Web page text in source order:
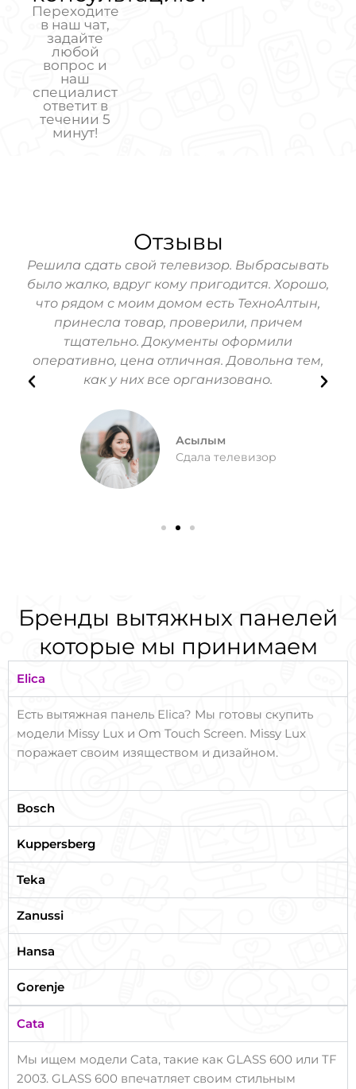
Переходите
в наш чат,
задайте
любой
вопрос и
наш
специалист
ответит в
течении 5
минут!
Отзывы
Решила сдать свой телевизор. Выбрасывать
было жалко, вдруг кому пригодится. Хорошо,
что рядом с моим домом есть ТехноАлтын,
принесла товар, проверили, причем
тщательно. Документы оформили
оперативно, цена отличная. Довольна тем,
как у них все организовано.
Асылым
Сдала телевизор
Бренды вытяжных панелей
которые мы принимаем
Elica
Есть вытяжная панель Elica? Мы готовы скупить
модели Missy Lux и Om Touch Screen. Missy Lux
поражает своим изяществом и дизайном.
Bosch
Kuppersberg
Teka
Zanussi
Hansa
Gorenje
Cata
Мы ищем модели Cata, такие как GLASS 600 или TF
2003. GLASS 600 впечатляет своим стильным